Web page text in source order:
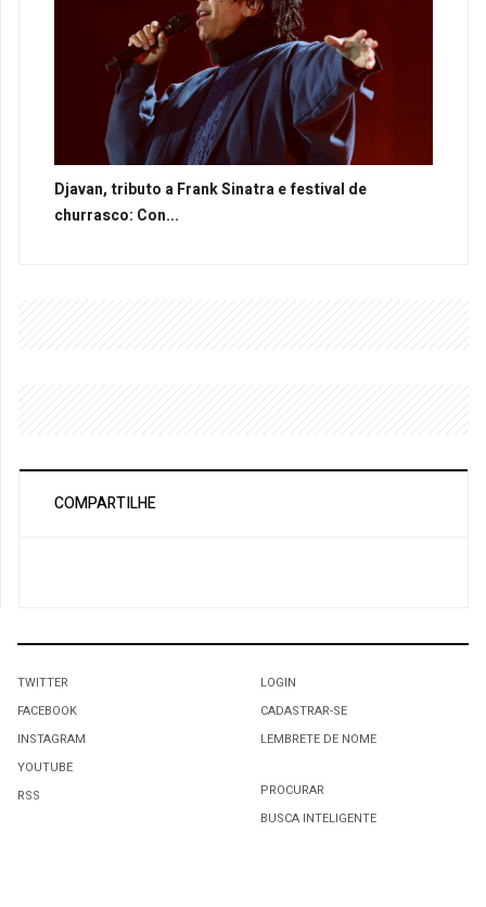
Djavan, tributo a Frank Sinatra e festival de
churrasco: Con...
COMPARTILHE
TWITTER
FACEBOOK
INSTAGRAM
YOUTUBE
RSS
LOGIN
CADASTRAR-SE
LEMBRETE DE NOME
PROCURAR
BUSCA INTELIGENTE